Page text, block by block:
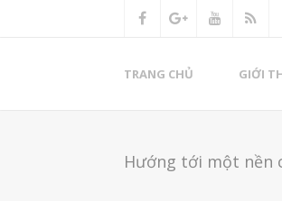
TRANG CHỦ GIỚI
Hướng tới một nền